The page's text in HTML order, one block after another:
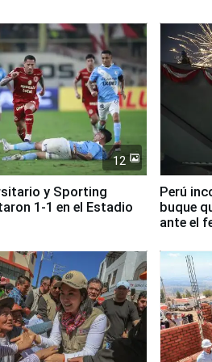
12
y Sporting
1-1 en el Estadio
Perú
buque
ante el